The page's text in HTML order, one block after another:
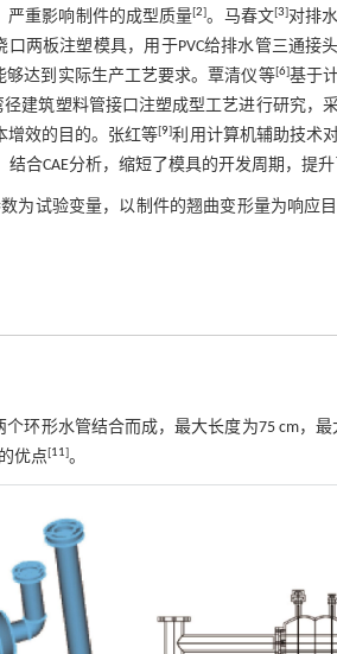
严重影响制件的成型质量[2]。马春文[3]对排
口两板注塑模具，用于PVC给排水管三通接
达到实际生产工艺要求。覃清仪等[6]基于
径建筑塑料管接口注塑成型工艺进行研究，
增效的目的。张红等[9]利用计算机辅助技术
合CAE分析，缩短了模具的开发周期，提升
为试验变量，以制件的翘曲变形量为响应
个环形水管结合而成，最大长度为75 cm，
优点[11]。